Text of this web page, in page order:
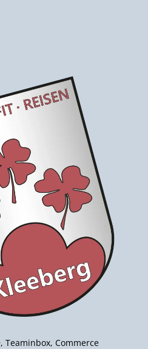
Teaminbox, Commerce